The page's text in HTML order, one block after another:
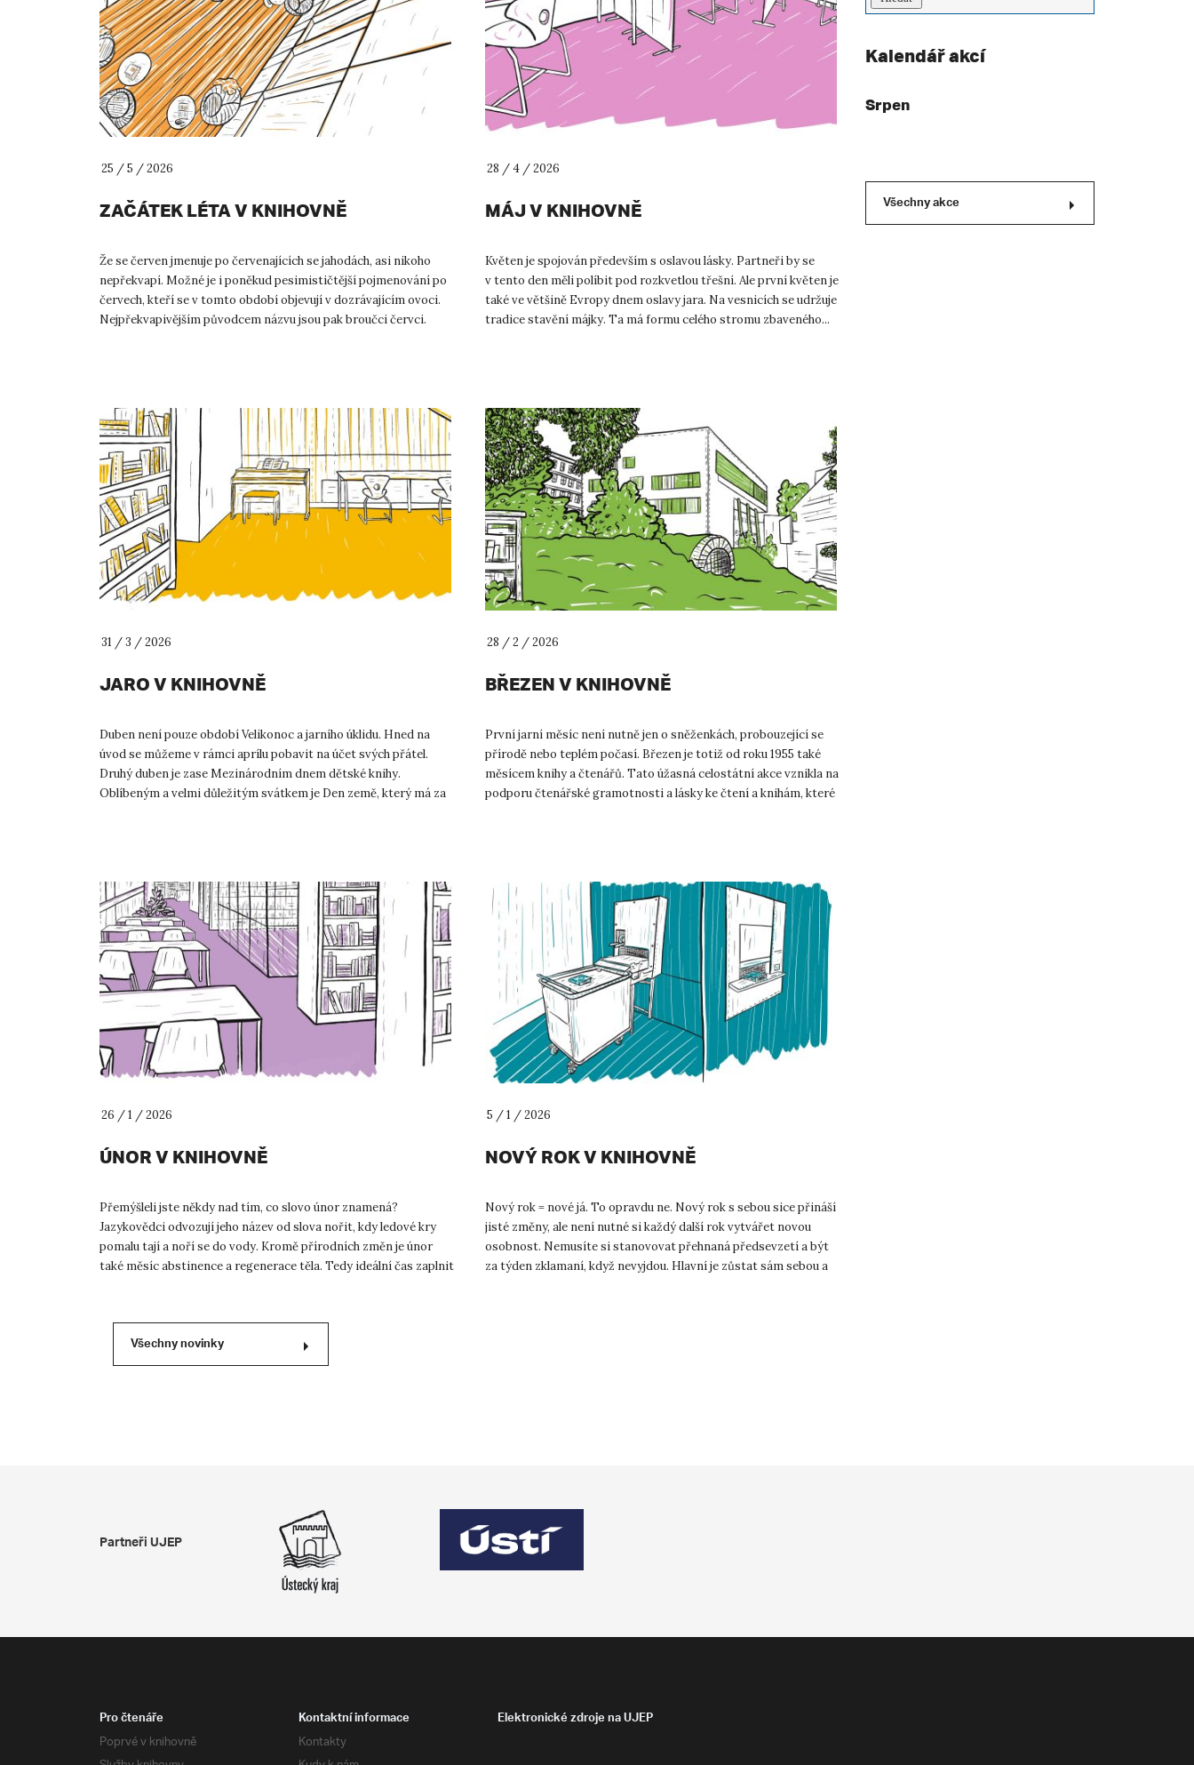
25 / 5 / 2026
ZAČÁTEK LÉTA V KNIHOVNĚ
Že se červen jmenuje po červenajících se jahodách, asi nikoho
nepřekvapí. Možné je i poněkud pesimističtější pojmenování po
červech, kteří se v tomto období objevují v dozrávajícím ovoci.
Nejpřekvapivějším původcem názvu jsou pak broučci červci.
28 / 4 / 2026
MÁJ V KNIHOVNĚ
Květen je spojován především s oslavou lásky. Partneři by se
v tento den měli políbit pod rozkvetlou třešní. Ale první květen je
také ve většině Evropy dnem oslavy jara. Na vesnicích se udržuje
tradice stavění májky. Ta má formu celého stromu zbaveného...
31 / 3 / 2026
JARO V KNIHOVNĚ
Duben není pouze období Velikonoc a jarního úklidu. Hned na
úvod se můžeme v rámci aprílu pobavit na účet svých přátel.
Druhý duben je zase Mezinárodním dnem dětské knihy.
Oblíbeným a velmi důležitým svátkem je Den země, který má za
28 / 2 / 2026
BŘEZEN V KNIHOVNĚ
První jarní měsíc není nutně jen o sněženkách, probouzející se
přírodě nebo teplém počasí. Březen je totiž od roku 1955 také
měsícem knihy a čtenářů. Tato úžasná celostátní akce vznikla na
podporu čtenářské gramotnosti a lásky ke čtení a knihám, které
26 / 1 / 2026
ÚNOR V KNIHOVNĚ
Přemýšleli jste někdy nad tím, co slovo únor znamená?
Jazykovědci odvozují jeho název od slova nořit, kdy ledové kry
pomalu tají a noří se do vody. Kromě přírodních změn je únor
také měsíc abstinence a regenerace těla. Tedy ideální čas zaplnit
5 / 1 / 2026
NOVÝ ROK V KNIHOVNĚ
Nový rok = nové já. To opravdu ne. Nový rok s sebou sice přináší
jisté změny, ale není nutné si každý další rok vytvářet novou
osobnost. Nemusíte si stanovovat přehnaná předsevzetí a být
za týden zklamaní, když nevyjdou. Hlavní je zůstat sám sebou a
Všechny novinky
Kalendář akcí
Srpen
Všechny akce
Partneři UJEP
Pro čtenáře
Poprvé v knihovně
Kontaktní informace
Kontakty
Elektronické zdroje na UJEP